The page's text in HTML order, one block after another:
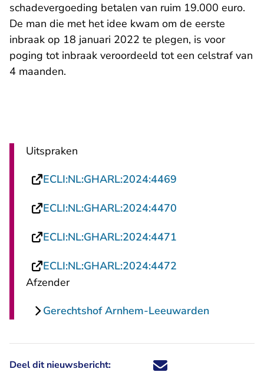
schadevergoeding betalen van ruim 19.000 euro.
De man die met het idee kwam om de eerste
inbraak op 18 januari 2022 te plegen, is voor
poging tot inbraak veroordeeld tot een celstraf van
4 maanden.
Uitspraken
ECLI:NL:GHARL:2024:4469
ECLI:NL:GHARL:2024:4470
ECLI:NL:GHARL:2024:4471
ECLI:NL:GHARL:2024:4472
Afzender
Gerechtshof Arnhem-Leeuwarden
Deel dit nieuwsbericht: Deel dit nieuwsbericht via X -
Deel dit nieuwsbericht via
Deel dit nieuwsbericht
Deel dit